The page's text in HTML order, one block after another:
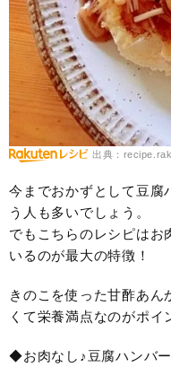
出典：
今までおかずとして豆腐
う人も多いでしょう。
でもこちらのレシピはお
いるのが最大の特徴！
きのこを使った甘酢あん
くて栄養満点なのがポイ
◆お肉なし♪豆腐ハンバ